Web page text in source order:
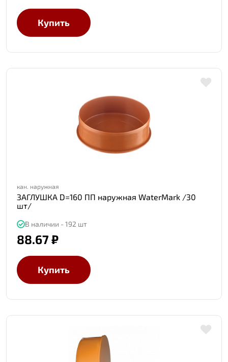
Купить
кан. наружная
ЗАГЛУШКА D=160 ПП наружная WaterMark /30
шт/
В наличии - 192 шт
88.67 ₽
Купить